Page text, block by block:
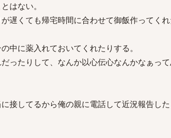
はない。
遅くても帰宅時間に合わせて御飯作ってく
中に薬入れておいてくれたりする。
ったりして、なんか以心伝心なんかなぁっ
接してるから俺の親に電話して近況報告し